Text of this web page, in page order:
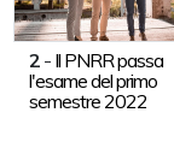
2- Il PNRR passa
l'esame del primo
semestre 2022